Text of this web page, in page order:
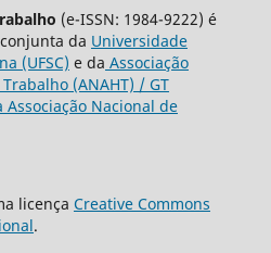
(e-ISSN: 1984-9222) é
da Universidade
(UFSC) e da Associação
(ANAHT) / GT
Nacional de
licença Creative Commons
.